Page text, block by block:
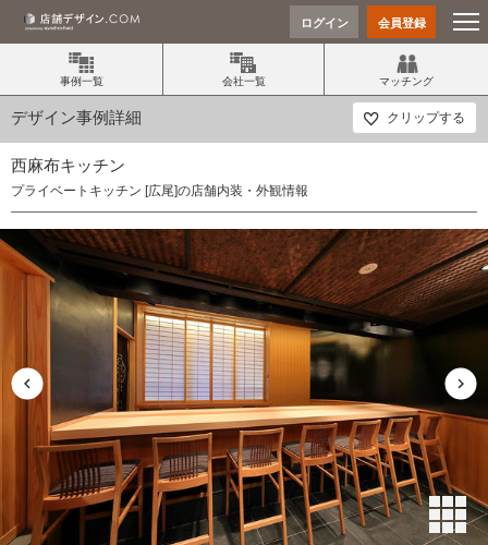
ログイン 会員登録
事例一覧 会社一覧 マッチング
デザイン事例詳細 クリップする
西麻布キッチン
プライベートキッチン [広尾]の店舗内装・外観情報